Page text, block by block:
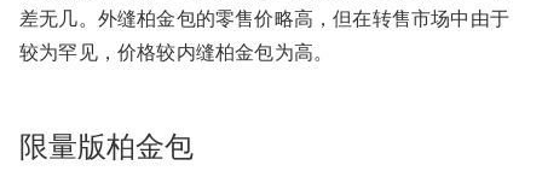
差无几。外缝柏金包的零售价略高，但在转售市场中由于
较为罕见，价格较内缝柏金包为高。
限量版柏金包